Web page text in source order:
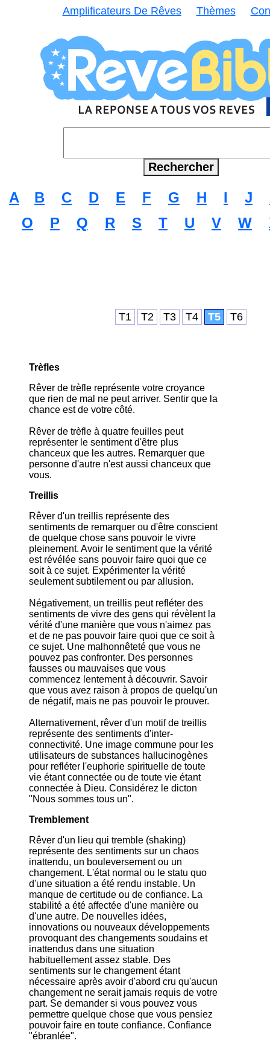
Amplificateurs De Rêves Thèmes
A B C D E F G H I J
O
P Q R S T U V W
T1 T2 T3 T4 T5 T6
Trèfles
Rêver de trèfle représente votre croyance
que rien de mal ne peut arriver. Sentir que la
chance est de votre côté.
Rêver de trèfle à quatre feuilles peut
représenter le sentiment d'être plus
chanceux que les autres. Remarquer que
personne d'autre n'est aussi chanceux que
vous.
Treillis
Rêver d'un treillis représente des
sentiments de remarquer ou d'être conscient
de quelque chose sans pouvoir le vivre
pleinement. Avoir le sentiment que la vérité
est révélée sans pouvoir faire quoi que ce
soit à ce sujet. Expérimenter la vérité
seulement subtilement ou par allusion.
Négativement, un treillis peut refléter des
sentiments de vivre des gens qui révèlent la
vérité d'une manière que vous n'aimez pas
et de ne pas pouvoir faire quoi que ce soit à
ce sujet. Une malhonnêteté que vous ne
pouvez pas confronter. Des personnes
fausses ou mauvaises que vous
commencez lentement à découvrir. Savoir
que vous avez raison à propos de quelqu'un
de négatif, mais ne pas pouvoir le prouver.
Alternativement, rêver d'un motif de treillis
représente des sentiments d'inter-
connectivité. Une image commune pour les
utilisateurs de substances hallucinogènes
pour refléter l'euphorie spirituelle de toute
vie étant connectée ou de toute vie étant
connectée à Dieu. Considérez le dicton
"Nous sommes tous un".
Tremblement
Rêver d'un lieu qui tremble (shaking)
représente des sentiments sur un chaos
inattendu, un bouleversement ou un
changement. L'état normal ou le statu quo
d'une situation a été rendu instable. Un
manque de certitude ou de confiance. La
stabilité a été affectée d'une manière ou
d'une autre. De nouvelles idées,
innovations ou nouveaux développements
provoquant des changements soudains et
inattendus dans une situation
habituellement assez stable. Des
sentiments sur le changement étant
nécessaire après avoir d'abord cru qu'aucun
changement ne serait jamais requis de votre
part. Se demander si vous pouvez vous
permettre quelque chose que vous pensiez
pouvoir faire en toute confiance. Confiance
"ébranlée".